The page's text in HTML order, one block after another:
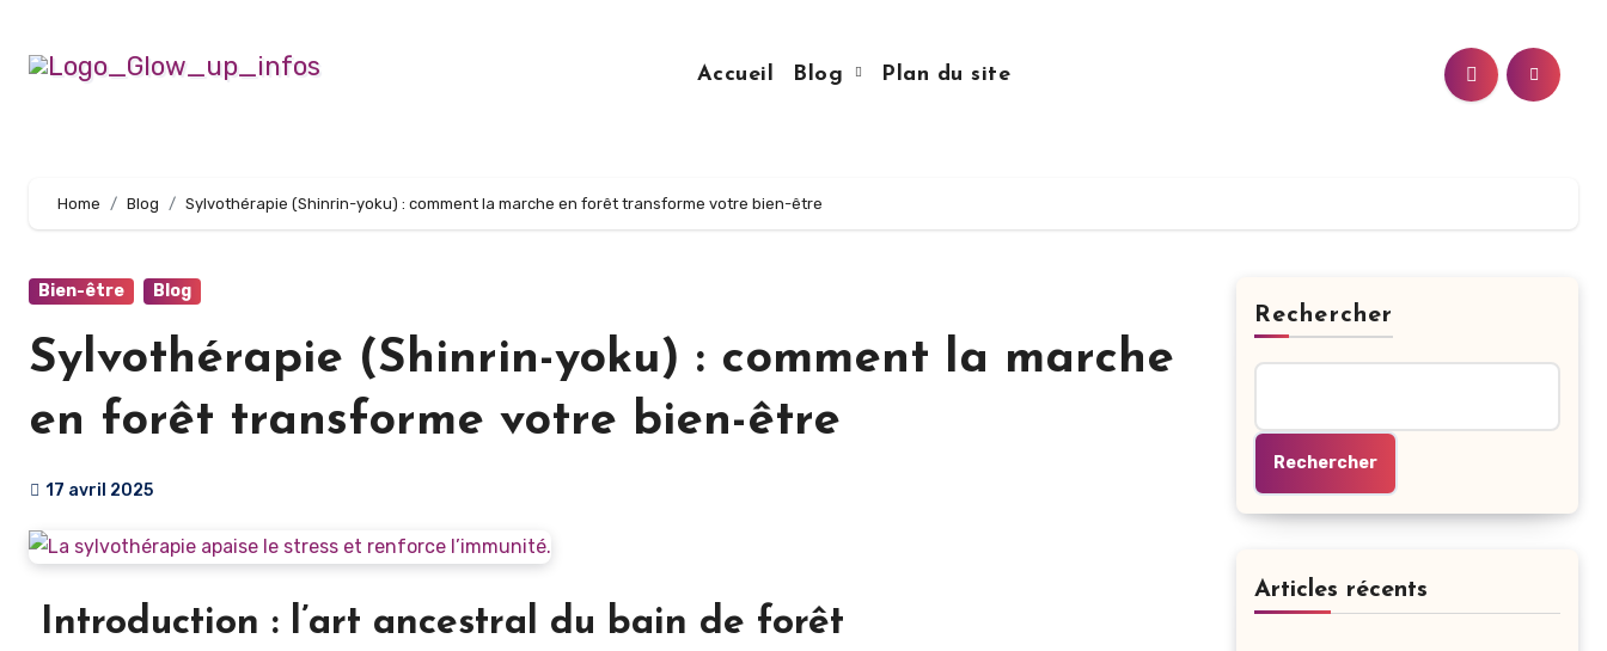
Accueil Blog Plan du site
Home Blog Sylvothérapie (Shinrin-yoku) : comment la marche en forêt transforme votre bien-être
Bien-être Blog
Sylvothérapie (Shinrin-yoku) : comment la marche
en forêt transforme votre bien-être
17 avril 2025
Introduction : l’art ancestral du bain de forêt
Rechercher
Rechercher
Articles récents